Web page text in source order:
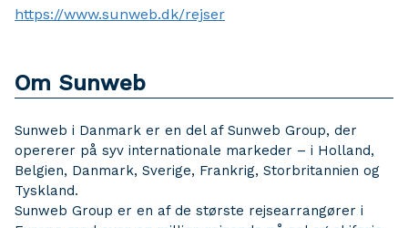
https://www.sunweb.dk/rejser
Om Sunweb
Sunweb i Danmark er en del af Sunweb Group, der
opererer på syv internationale markeder – i Holland,
Belgien, Danmark, Sverige, Frankrig, Storbritannien og
Tyskland.
Sunweb Group er en af de største rejsearrangører i